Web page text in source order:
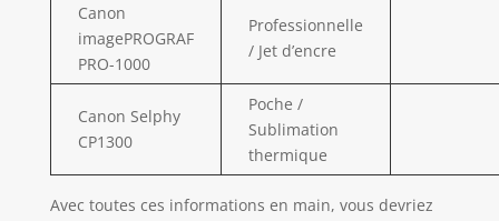
Canon
imagePROGRAF
PRO-1000
Professionnelle
/ Jet d’encre
Canon Selphy
CP1300
Poche /
Sublimation
thermique
Avec toutes ces informations en main, vous devriez